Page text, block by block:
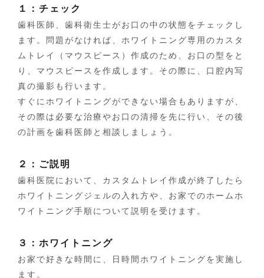
１：チェック
歯科医師、歯科衛生士がお口の中の状態をチェックし
ます。問題がなければ、ホワイトニング専用のカスタ
ムトレイ（マウスピース）作成のため、お口の型をと
り、マウスピースを作成します。その際に、口腔内写
真の撮影も行います。
すぐにホワイトニングができない場合もありますが、
その際は必要な治療やお口の清掃を先に行い、その後
の計画を歯科医師と相談しましょう。
２：ご説明
歯科医院において、カスタムトレイ作成が終了したら
ホワイトニングジェルの入れ方や、お家でのホームホ
ワイトニング手順について説明を受けます。
３：ホワイトニング
お家で好きな時間に、日時間ホワイトニングを実施し
ます。